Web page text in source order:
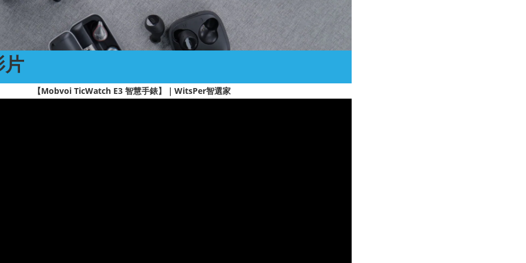
片
【Mobvoi TicWatch E3 智慧手錶】｜WitsPer智選家